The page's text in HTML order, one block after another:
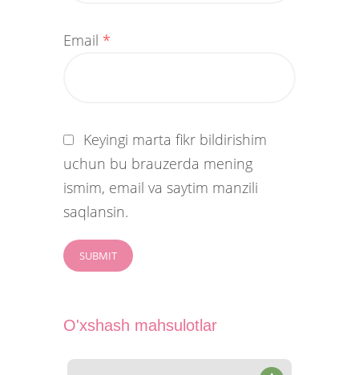
Email *
Keyingi marta fikr bildirishim
uchun bu brauzerda mening
ismim, email va saytim manzili
saqlansin.
O'xshash mahsulotlar